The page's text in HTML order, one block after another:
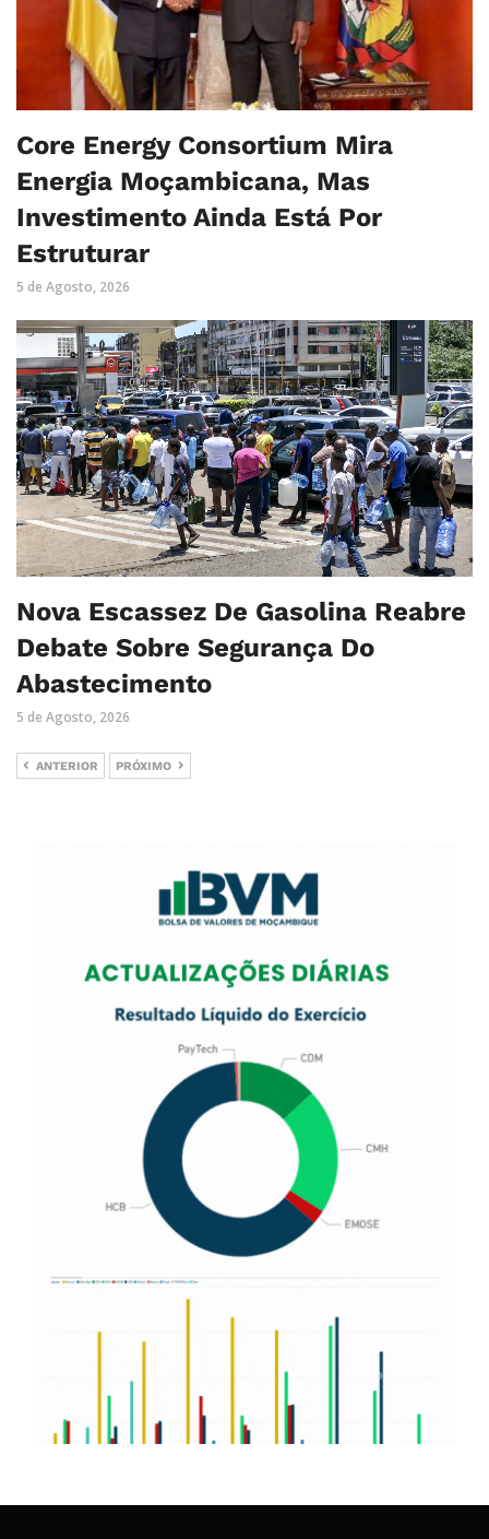
Core Energy Consortium Mira
Energia Moçambicana, Mas
Investimento Ainda Está Por
Estruturar
5 de Agosto, 2026
Nova Escassez De Gasolina Reabre
Debate Sobre Segurança Do
Abastecimento
5 de Agosto, 2026
ANTERIOR PRÓXIMO